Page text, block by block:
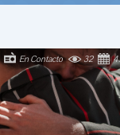
4
32
En Contacto